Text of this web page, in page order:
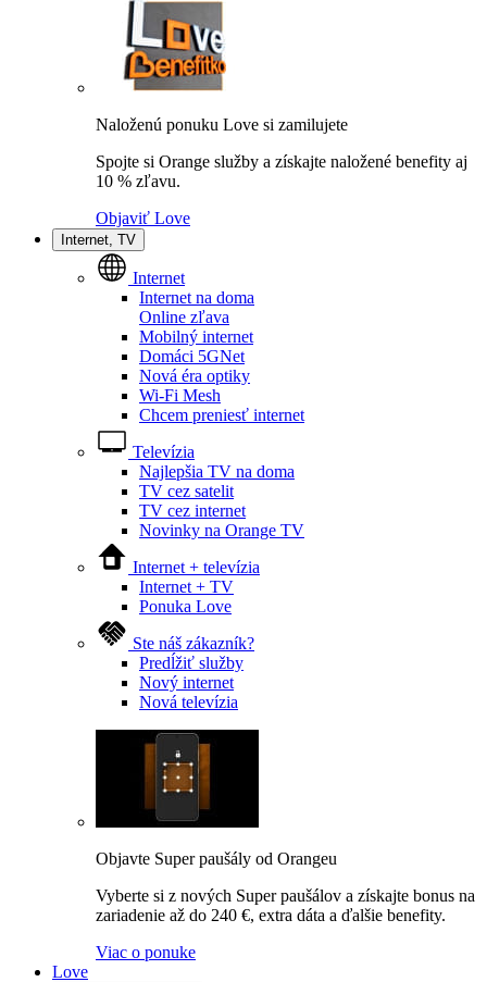
Naloženú ponuku Love si zamilujete
Spojte si Orange služby a získajte naložené benefity aj
10 % zľavu.
Objaviť Love
Internet, TV
Internet
Internet na doma
Online zľava
Mobilný internet
Domáci 5GNet
Nová éra optiky
Wi-Fi Mesh
Chcem preniesť internet
Televízia
Najlepšia TV na doma
TV cez satelit
TV cez internet
Novinky na Orange TV
Internet + televízia
Internet + TV
Ponuka Love
Ste náš zákazník?
Predĺžiť služby
Nový internet
Nová televízia
Objavte Super paušály od Orangeu
Vyberte si z nových Super paušálov a získajte bonus na
zariadenie až do 240 €, extra dáta a ďalšie benefity.
Viac o ponuke
Love